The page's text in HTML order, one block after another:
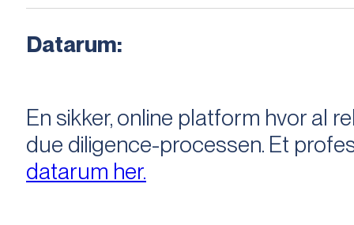
Datarum:
En sikker, online platform hvor al
due diligence-processen. Et
datarum her.